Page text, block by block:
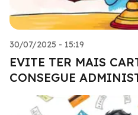
30/07/2025 - 15:19
EVITE TER MAIS
CONSEGUE